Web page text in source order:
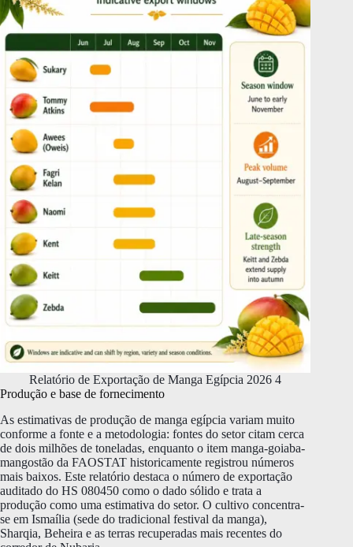
Relatório de Exportação de Manga Egípcia 2026 4
Produção e base de fornecimento
As estimativas de produção de manga egípcia variam muito
conforme a fonte e a metodologia: fontes do setor citam cerca
de dois milhões de toneladas, enquanto o item manga-goiaba-
mangostão da FAOSTAT historicamente registrou números
mais baixos. Este relatório destaca o número de exportação
auditado do HS 080450 como o dado sólido e trata a
produção como uma estimativa do setor. O cultivo concentra-
se em Ismaília (sede do tradicional festival da manga),
Sharqia, Beheira e as terras recuperadas mais recentes do